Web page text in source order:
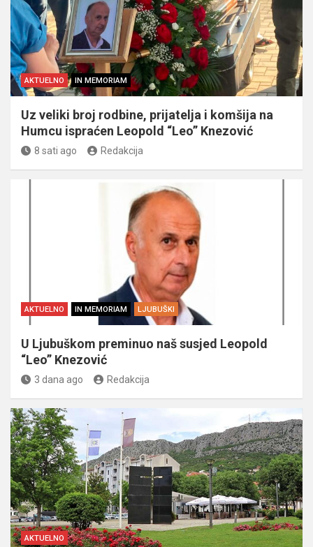
AKTUELNO IN MEMORIAM
Uz veliki broj rodbine, prijatelja i komšija na
Humcu ispraćen Leopold “Leo” Knezović
8 sati ago Redakcija
AKTUELNO IN MEMORIAM LJUBUŠKI
U Ljubuškom preminuo naš susjed Leopold
“Leo” Knezović
3 dana ago Redakcija
AKTUELNO